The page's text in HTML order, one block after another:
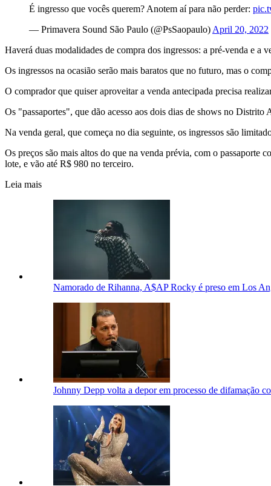
É ingresso que vocês querem? Anotem aí para não perder:
— Primavera Sound São Paulo (@PsSaopaulo) April 20, 2022
Haverá duas modalidades de compra dos ingressos: a pré-venda e
Os ingressos na ocasião serão mais baratos que no futuro, mas o
O comprador que quiser aproveitar a venda antecipada precisa
Os "passaportes", que dão acesso aos dois dias de shows no Distrito
Na venda geral, que começa no dia seguinte, os ingressos são
Os preços são mais altos do que na venda prévia, com o
lote, e vão até R$ 980 no terceiro.
Leia mais
Namorado de Rihanna, A$AP Rocky é preso em Los
Johnny Depp volta a depor em processo de difamação